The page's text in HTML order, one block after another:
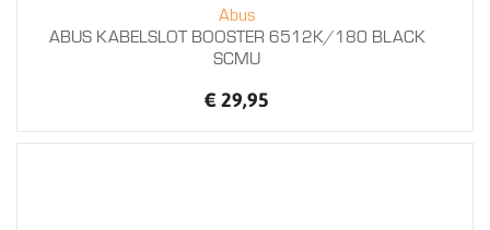
Abus
ABUS KABELSLOT BOOSTER 6512K/180 BLACK
SCMU
€ 29,95